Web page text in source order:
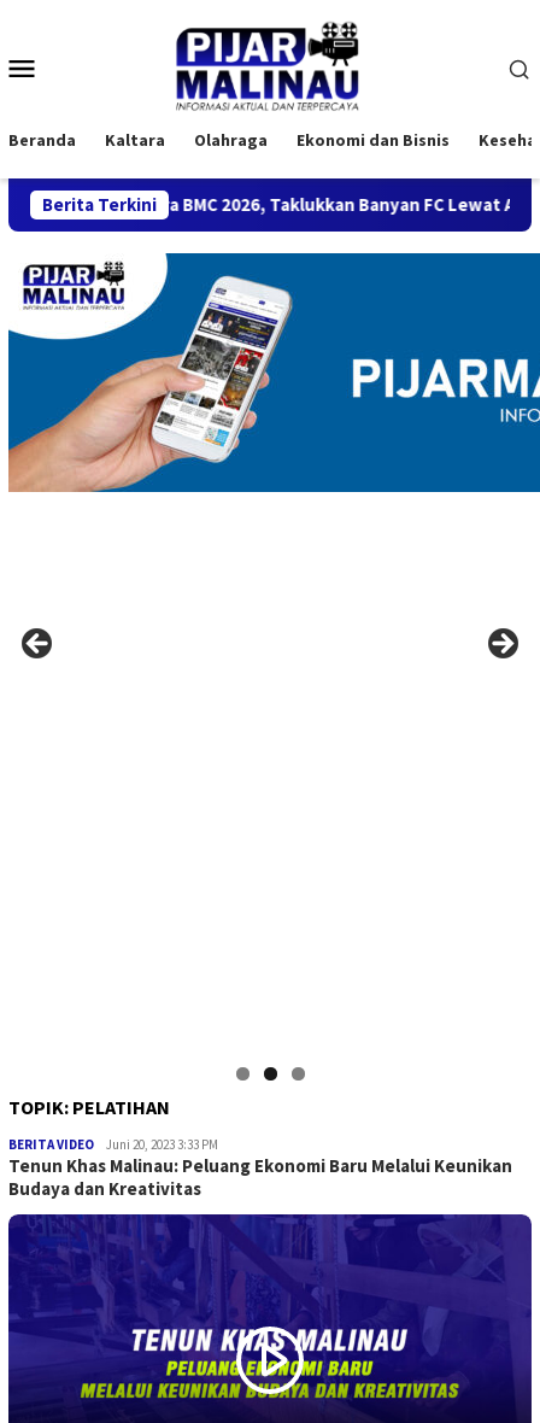
konten
Beranda Kaltara Olahraga Ekonomi dan Bisnis
Berita Terkini
BMC 2026, Taklukkan Banyan FC Lewat Adu Penalti
TOPIK: PELATIHAN
BERITA VIDEOEvandry
Juni 20, 2023 3:33 PM
Tenun Khas Malinau: Peluang Ekonomi Baru Melalui Keunikan
Budaya dan Kreativitas